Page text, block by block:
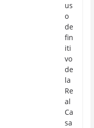
us
o
de
fin
iti
vo
de
la
Re
al
Ca
sa